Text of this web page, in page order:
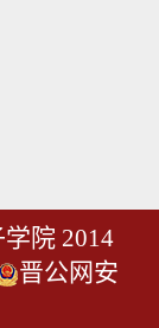
院 2014
晋公网安